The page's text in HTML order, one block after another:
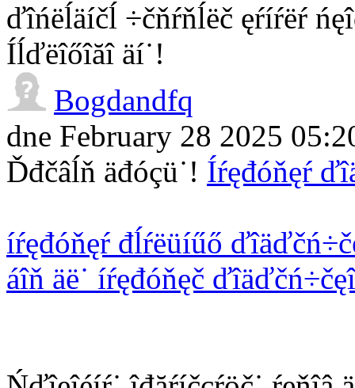
ďîńëĺäíčĺ ÷čňŕňĺëč ęŕíŕëŕ
Íĺďëîőîăî äí˙!
Bogdandfq
dne February 28 2025
Ďđčâĺň äđóçü˙! Íŕęđóňęŕ
íŕęđóňęŕ đĺŕëüíűő
áîň äë˙ íŕęđóňęč